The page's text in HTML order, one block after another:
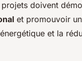
doivent
et promouvoir
et la